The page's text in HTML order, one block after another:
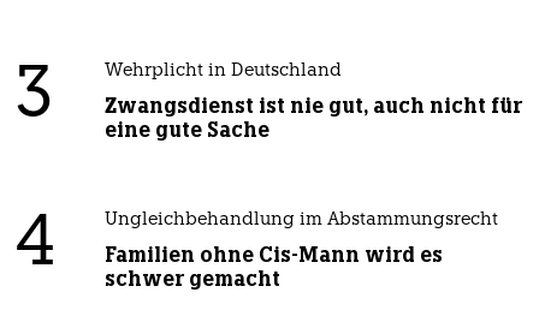
3 Wehrplicht in Deutschland
Zwangsdienst ist nie gut, auch nicht für
eine gute Sache
4 Ungleichbehandlung im Abstammungsrecht
Familien ohne Cis-Mann wird es
schwer gemacht